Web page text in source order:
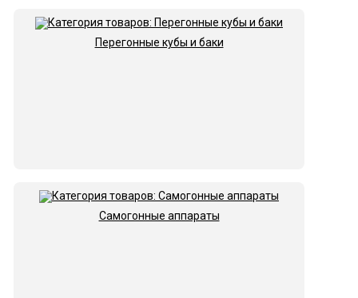
Перегонные кубы и баки
Самогонные аппараты